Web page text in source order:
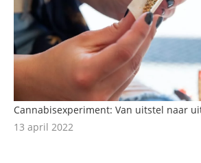
Cannabisexperiment: Van uitstel naar
13 april 2022